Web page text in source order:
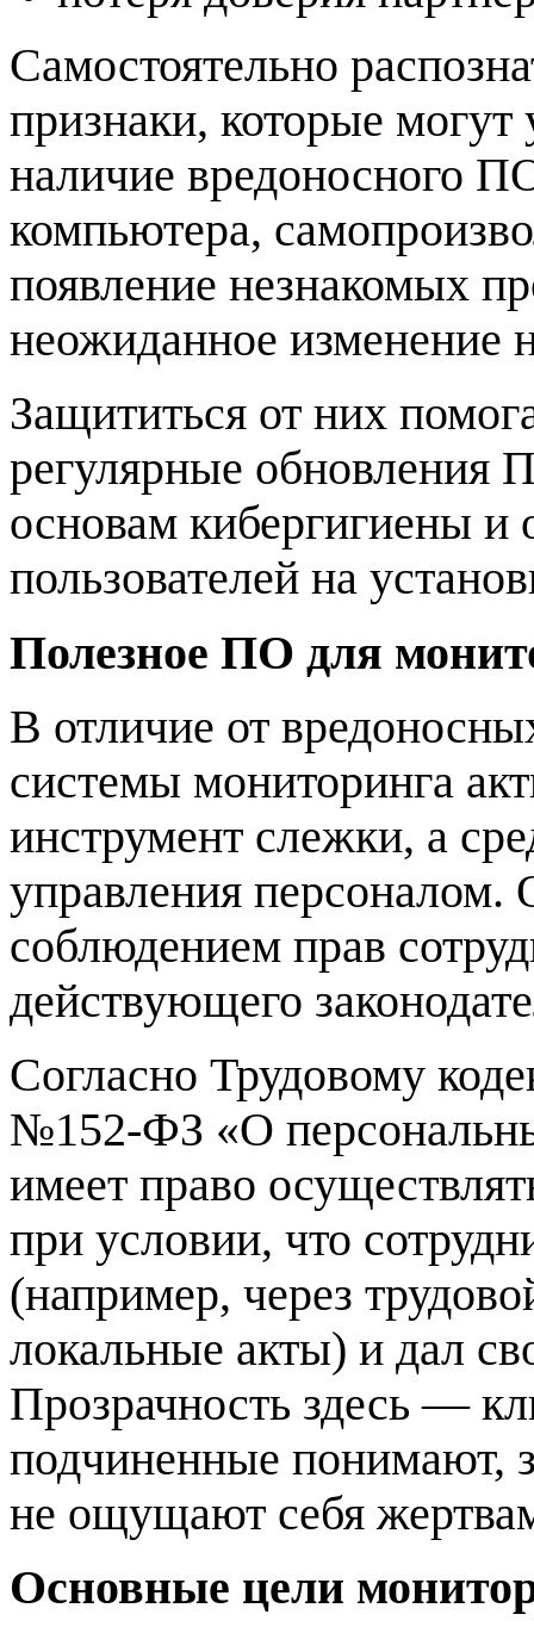
Самостоятельно
признаки, которые
наличие вредоносного
компьютера,
появление незнакомых
неожиданное изменение
Защититься от них
регулярные обновления
основам кибергигиены и
пользователей на
Полезное ПО для
В отличие от
системы мониторинга
инструмент слежки, а
управления
соблюдением прав
действующего
Согласно Трудовому
№152-ФЗ «О
имеет право
при условии, что
(например, через
локальные акты) и дал
Прозрачность здесь —
подчиненные понимают,
не ощущают себя
Основные цели